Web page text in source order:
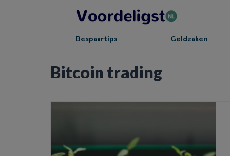
Bespaartips Geldzaken
Bitcoin trading